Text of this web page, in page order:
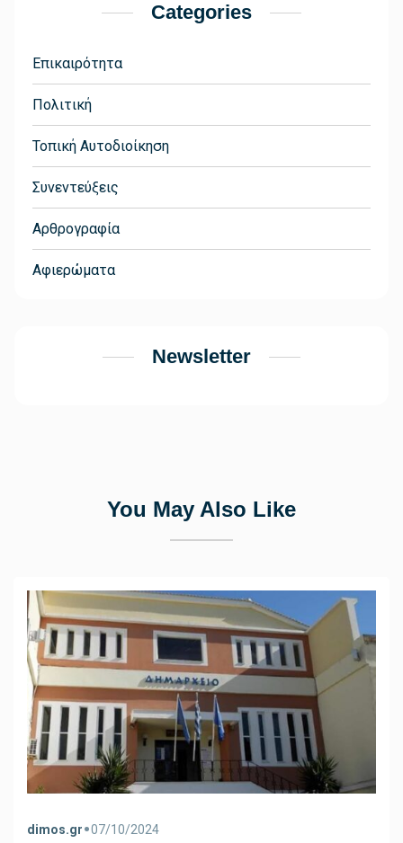
Categories
Επικαιρότητα
Πολιτική
Τοπική Αυτοδιοίκηση
Συνεντεύξεις
Αρθρογραφία
Αφιερώματα
Newsletter
You May Also Like
dimos.gr•07/10/2024